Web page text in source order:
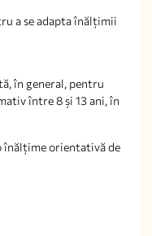
a se adapta înălțimii
în general, pentru
între 8 și 13 ani, în
orientativă de